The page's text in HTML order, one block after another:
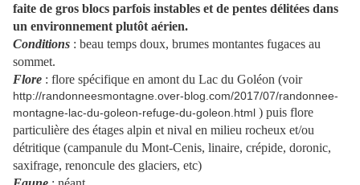
faite de gros blocs parfois instables et de pentes délitées dans
un environnement plutôt aérien.
Conditions : beau temps doux, brumes montantes fugaces au
sommet.
Flore : flore spécifique en amont du Lac du Goléon (voir
http://randonneesmontagne.over-blog.com/2017/07/randonnee-
montagne-lac-du-goleon-refuge-du-goleon.html ) puis flore
particulière des étages alpin et nival en milieu rocheux et/ou
détritique (campanule du Mont-Cenis, linaire, crépide, doronic,
saxifrage, renoncule des glaciers, etc)